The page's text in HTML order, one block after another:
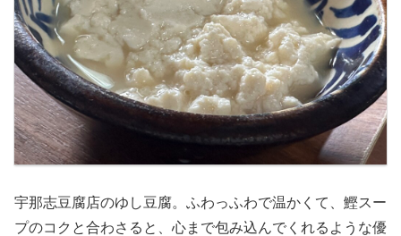
宇那志豆腐店のゆし豆腐。ふわっふわで温かくて、鰹スー
プのコクと合わさると、心まで包み込んでくれるような優